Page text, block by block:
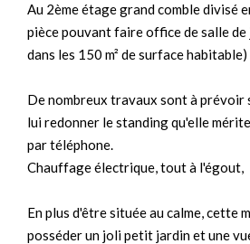
Au 2ème étage grand comble divisé
pièce pouvant faire office de salle de
dans les 150 m² de surface habitable)
De nombreux travaux sont à prévoir
lui redonner le standing qu'elle
par téléphone.
Chauffage électrique, tout à l'égout,
En plus d'être située au calme, cette
posséder un joli petit jardin et une